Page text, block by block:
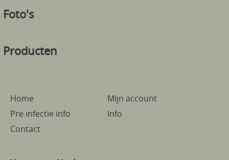
Foto's
Producten
Home
Mijn account
Pre infectie info
Info
Contact